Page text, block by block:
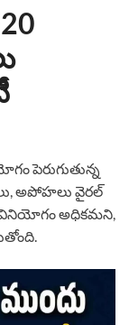
పెరుగుతున్న
అపోహలు వైరల్
వినియోగం అధికమని,